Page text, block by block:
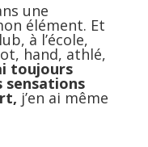
une
élément. Et
à l’école,
hand, athlé,
toujours
sensations
j’en ai même